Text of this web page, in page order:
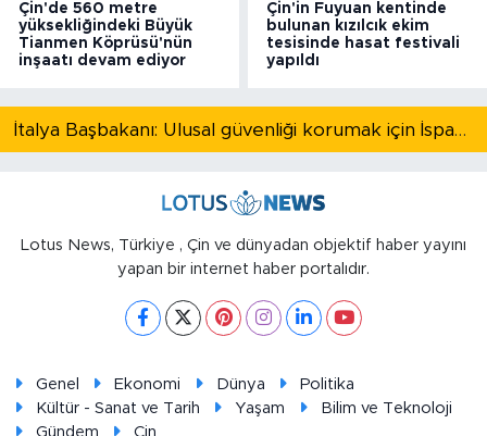
Çin'de 560 metre
yüksekliğindeki Büyük
Tianmen Köprüsü'nün
inşaatı devam ediyor
Çin'in Fuyuan kentinde
bulunan kızılcık ekim
tesisinde hasat festivali
yapıldı
İtalya Başbakanı: Ulusal güvenliği korumak için İspanya ile Schengen kapsamındaki serbest dolaşımı askıya alıyoruz
Lotus News, Türkiye , Çin ve dünyadan objektif haber yayını
yapan bir internet haber portalıdır.
Genel Ekonomi Dünya
Politika
Kültür - Sanat ve Tarih
Yaşam
Bilim ve Teknoloji
Gündem
Çin